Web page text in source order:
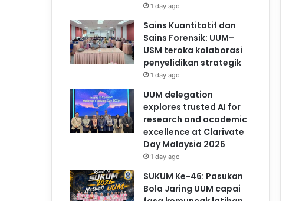
1 day ago
Sains Kuantitatif dan
Sains Forensik: UUM–
USM teroka kolaborasi
penyelidikan strategik
1 day ago
UUM delegation
explores trusted AI for
research and academic
excellence at Clarivate
Day Malaysia 2026
1 day ago
SUKUM Ke-46: Pasukan
Bola Jaring UUM capai